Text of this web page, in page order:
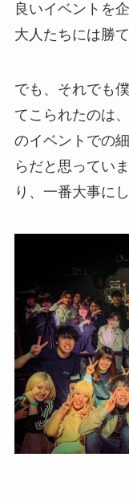
良いイベントを
大人たちには勝
でも、それでも
てこられたのは
のイベントでの
らだと思ってい
り、一番大事に